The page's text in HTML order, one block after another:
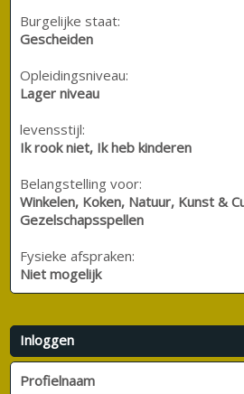
Burgelijke staat:
Gescheiden
Opleidingsniveau:
Lager niveau
levensstijl:
Ik rook niet, Ik heb kinderen
Belangstelling voor:
Winkelen, Koken, Natuur, Kunst &
Gezelschapsspellen
Fysieke afspraken:
Niet mogelijk
Inloggen
Profielnaam